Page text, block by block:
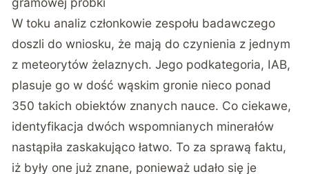
W toku analiz członkowie zespołu badawczego
doszli do wniosku, że mają do czynienia z jednym
z meteorytów żelaznych. Jego podkategoria, IAB,
plasuje go w dość wąskim gronie nieco ponad
350 takich obiektów znanych nauce. Co ciekawe,
identyfikacja dwóch wspomnianych minerałów
nastąpiła zaskakująco łatwo. To za sprawą faktu,
iż były one już znane, ponieważ udało się je